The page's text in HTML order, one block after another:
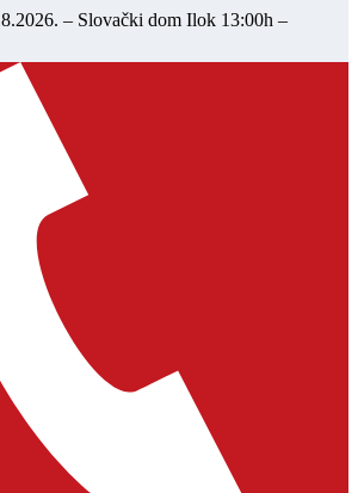
– Slovački dom Ilok 13:00h –